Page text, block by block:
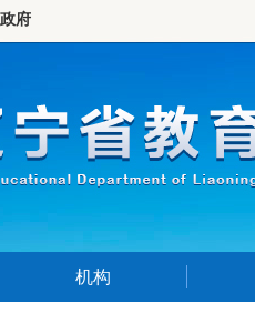
府
机构